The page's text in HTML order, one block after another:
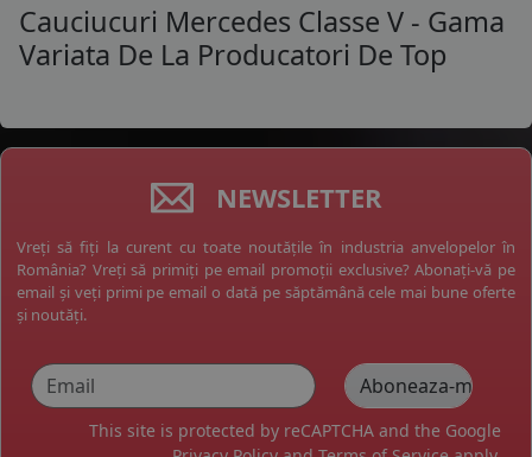
Cauciucuri Mercedes Classe V - Gama
Variata De La Producatori De Top
NEWSLETTER
Vreți să fiți la curent cu toate noutățile în industria anvelopelor în
România? Vreți să primiți pe email promoții exclusive? Abonați-vă pe
email și veți primi pe email o dată pe săptămână cele mai bune oferte
și noutăți.
This site is protected by reCAPTCHA and the Google